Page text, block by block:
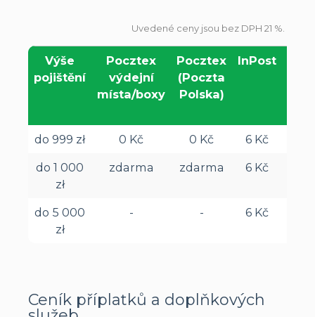
Uvedené ceny jsou bez DPH 21 %.
Výše
pojištění
Pocztex
výdejní
místa/boxy
Pocztex
(Poczta
Polska)
InPost
do 999 zł
0 Kč 0 Kč 6 Kč
do 1 000
zł
zdarma zdarma 6 Kč
do 5 000
zł
- - 6 Kč
Ceník příplatků a doplňkových